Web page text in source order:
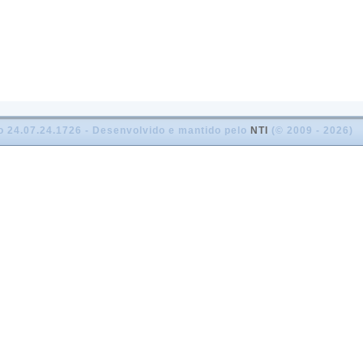
24.07.24.1726 - Desenvolvido e mantido pelo NTI (© 2009 - 2026)